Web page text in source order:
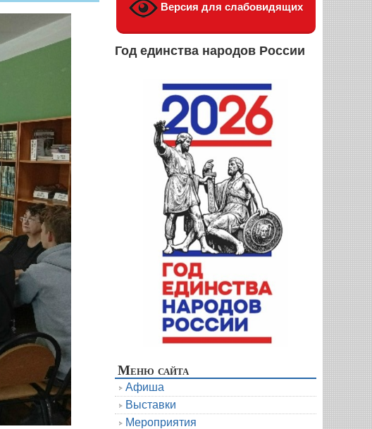
Версия для слабовидящих
Год единства народов России
Меню сайта
Афиша
Выставки
Мероприятия